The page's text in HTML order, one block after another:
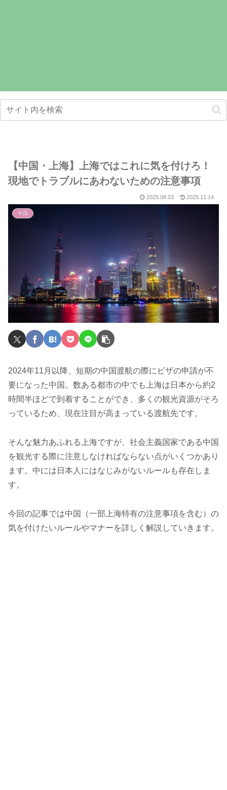
【中国・上海】上海ではこれに気を付けろ！
現地でトラブルにあわないための注意事項
2025.08.03 2025.11.14
中国
2024年11月以降、短期の中国渡航の際にビザの申請が不
要になった中国。数ある都市の中でも上海は日本から約2
時間半ほどで到着することができ、多くの観光資源がそろ
っているため、現在注目が高まっている渡航先です。
そんな魅力あふれる上海ですが、社会主義国家である中国
を観光する際に注意しなければならない点がいくつかあり
ます。中には日本人にはなじみがないルールも存在しま
す。
今回の記事では中国（一部上海特有の注意事項を含む）の
気を付けたいルールやマナーを詳しく解説していきます。